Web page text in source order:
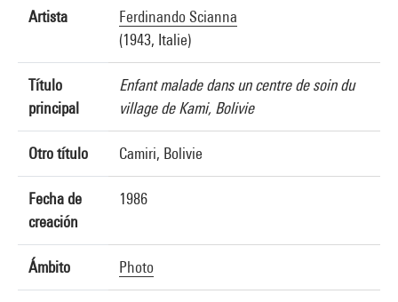
Artista
Ferdinando Scianna
(1943, Italie)
Título
principal
Enfant malade dans un centre de soin du
village de Kami, Bolivie
Otro título Camiri, Bolivie
Fecha de
creación
1986
Ámbito Photo